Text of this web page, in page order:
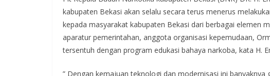
kabupaten Bekasi akan selalu secara terus menerus
kepada masyarakat kabupaten Bekasi dari berbagai elemen
aparatur pemerintahan, anggota organisasi kepemudaan,
tersentuh dengan program edukasi bahaya narkoba, kata H.
” Dengan kemajuan teknologi dan modernisasi ini